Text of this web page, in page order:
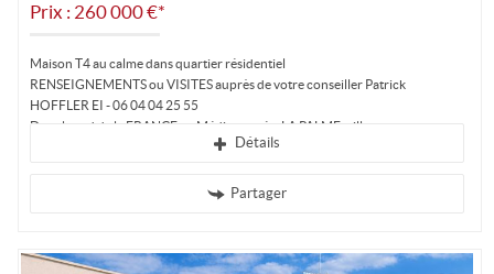
Prix : 260 000 €*
Maison T4 au calme dans quartier résidentiel
RENSEIGNEMENTS ou VISITES auprès de votre conseiller Patrick
HOFFLER EI - 06 04 04 25 55
Dans le sud de la FRANCE en Méditerranée, LA PALME, village...
Détails
Partager